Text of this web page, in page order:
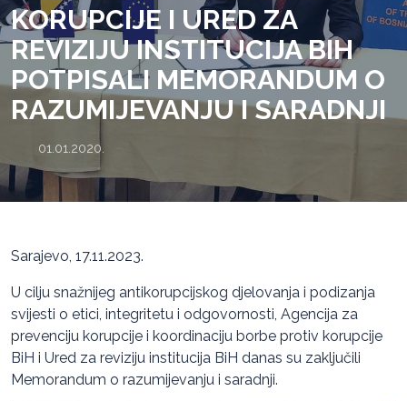
KORUPCIJE I URED ZA
REVIZIJU INSTITUCIJA BIH
POTPISALI MEMORANDUM O
RAZUMIJEVANJU I SARADNJI
01.01.2020.
Sarajevo, 17.11.2023.
U cilju snažnijeg antikorupcijskog djelovanja i podizanja
svijesti o etici, integritetu i odgovornosti, Agencija za
prevenciju korupcije i koordinaciju borbe protiv korupcije
BiH i Ured za reviziju institucija BiH danas su zaključili
Memorandum o razumijevanju i saradnji.